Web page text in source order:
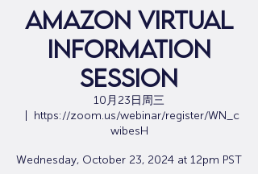
Amazon Virtual
Information
Session
10月23日周三
https://zoom.us/webinar/register/WN_c
wibesH
Wednesday, October 23, 2024 at 12pm PST